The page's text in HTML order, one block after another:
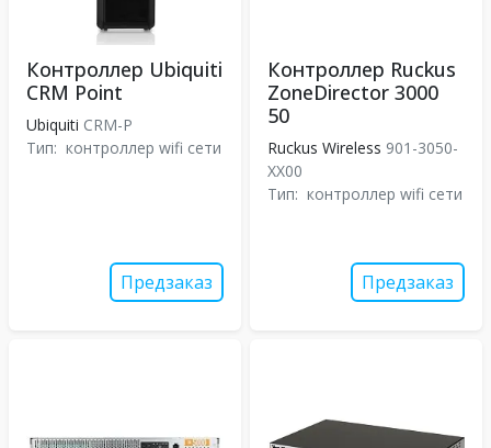
Контроллер Ubiquiti
CRM Point
Ubiquiti CRM-P
Тип: контроллер wifi сети
Предзаказ
Контроллер Ruckus
ZoneDirector 3000
50
Ruckus Wireless 901-3050-
XX00
Тип: контроллер wifi сети
Предзаказ